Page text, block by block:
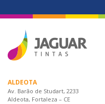
ALDEOTA
Av. Barão de Studart, 2233
Aldeota, Fortaleza – CE